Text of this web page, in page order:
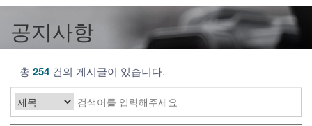
공지사항
총 254 건의 게시글이 있습니다.